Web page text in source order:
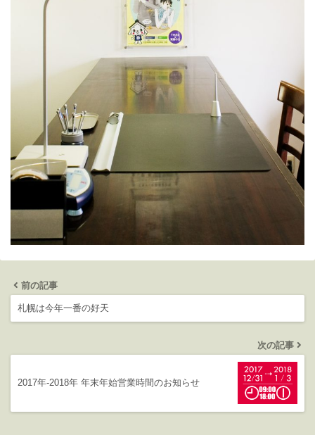
前の記事
札幌は今年一番の好天
次の記事
2017年-2018年 年末年始営業時間のお知らせ